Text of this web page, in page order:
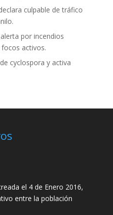
culpable de tráfico
por incendios
activos.
cyclospora y activa
el 4 de Enero 2016,
entre la población